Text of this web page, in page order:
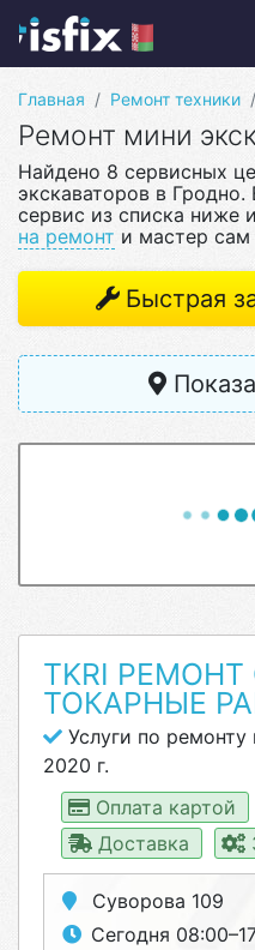
Главная Ремонт техники
Ремонт мини
Найдено 8 сервисных
экскаваторов в
сервис из списка ниже
на ремонт и мастер
Быстрая
TKRI
ТОКАРНЫЕ
Услуги по
2020 г.
Оплата картой
Доставка
Суворова 109
Сегодня